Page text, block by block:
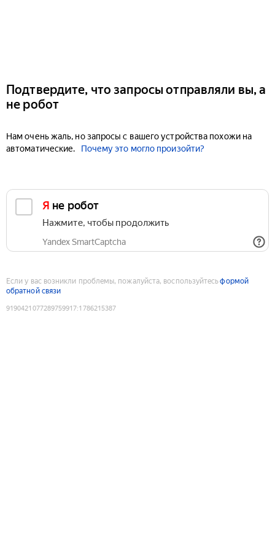
Подтвердите, что запросы отправляли вы, а
не робот
Нам очень жаль, но запросы с вашего устройства похожи на
автоматические.
Почему это могло произойти?
Я не робот
Нажмите, чтобы продолжить
Yandex SmartCaptcha
Если у вас возникли проблемы, пожалуйста, воспользуйтесьформой
обратной связи
9190421077289759917:1786215387